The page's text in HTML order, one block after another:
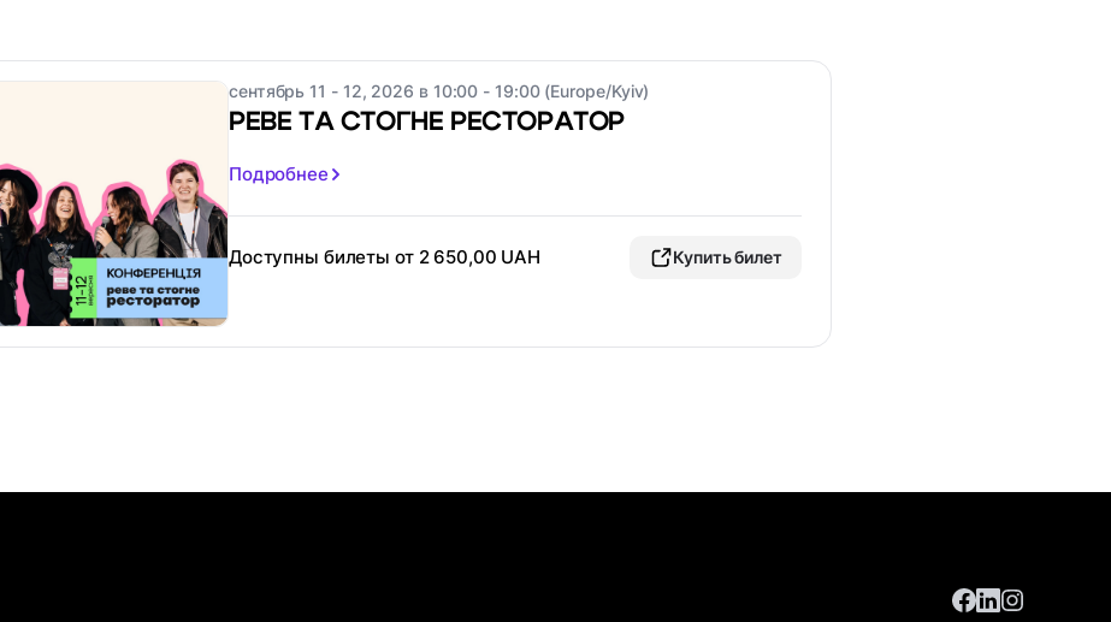
сентябрь 11 - 12, 2026 в 10:00 - 19:00 (Europe/Kyiv)
РЕВЕ ТА СТОГНЕ РЕСТОРАТОР
Подробнее
Доступны билеты от 2 650,00 UAH Купить билет